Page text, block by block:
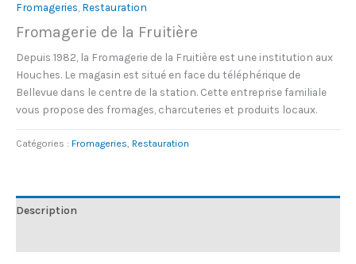
Fromageries Restauration
Fromagerie de la Fruitière
Depuis 1982, la Fromagerie de la Fruitière est une institution aux
Houches. Le magasin est situé en face du téléphérique de
Bellevue dans le centre de la station. Cette entreprise familiale
vous propose des fromages, charcuteries et produits locaux.
Catégories : Fromageries, Restauration
Description